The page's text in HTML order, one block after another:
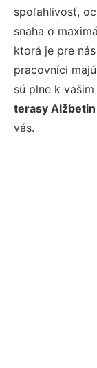
spoľahlivosť,
snaha o
ktorá je pre
pracovníci
sú plne k
terasy
vás.